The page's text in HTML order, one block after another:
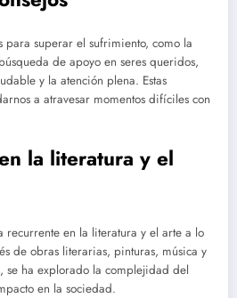
para superar el sufrimiento, como la
de apoyo en seres queridos,
y la atención plena. Estas
a atravesar momentos difíciles con
la literatura y el
recurrente en la literatura y el arte a lo
de obras literarias, pinturas, música y
se ha explorado la complejidad del
en la sociedad.